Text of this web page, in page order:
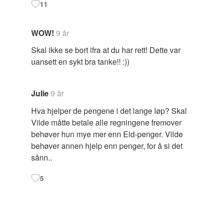
11
WOW! 9 år
Skal ikke se bort ifra at du har rett! Dette var
uansett en sykt bra tanke!! :))
Julie9 år
Hva hjelper de pengene i det lange løp? Skal
Vilde måtte betale alle regningene fremover
behøver hun mye mer enn Eid-penger. Vilde
behøver annen hjelp enn penger, for å si det
sånn..
5